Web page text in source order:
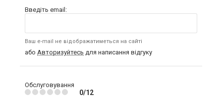
Введіть email:
Ваш e-mail не відображатиметься на сайті
або Авторизуйтесь для написання відгуку
Обслуговування
0/12